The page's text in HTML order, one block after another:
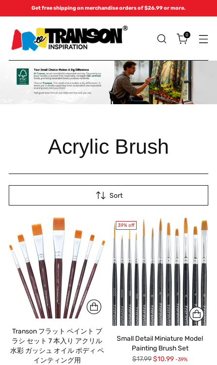
Get free shipping on merchandise orders of $26.99 or more.
0
Acrylic Brush
Sort
Transon フラット ペイント ブ
ラシ セット 7 本入り アクリル
水彩 ガッシュ オイル ボディ ペ
インティング用
39% off
Small Detail Miniature Model
Painting Brush Set
Regular
$17.99$10.99 -39%